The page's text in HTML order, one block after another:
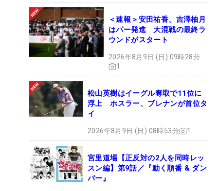
＜速報＞安田祐香、吉澤柚月
はパー発進 大混戦の最終ラ
ウンドがスタート
2026年8月9日 (日) 09時28分
1
松山英樹はイーグル奪取で11位に
浮上 ホスラー、ブレナンが首位タ
イ
2026年8月9日 (日) 08時53分 1
宮里道場【正反対の2人を同時レッ
スン編】第9話／『動く順番 & ダン
パー』